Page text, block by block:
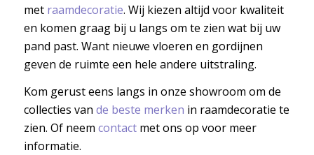
met raamdecoratie. Wij kiezen altijd voor kwaliteit
en komen graag bij u langs om te zien wat bij uw
pand past. Want nieuwe vloeren en gordijnen
geven de ruimte een hele andere uitstraling.
Kom gerust eens langs in onze showroom om de
collecties van de beste merken in raamdecoratie te
zien. Of neem contactmet ons op voor meer
informatie.